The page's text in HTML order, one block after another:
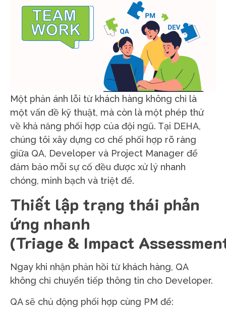
Một phản ánh lỗi từ khách hàng không chỉ là
một vấn đề kỹ thuật, mà còn là một phép thử
về khả năng phối hợp của đội ngũ. Tại DEHA,
chúng tôi xây dựng cơ chế phối hợp rõ ràng
giữa QA, Developer và Project Manager để
đảm bảo mỗi sự cố đều được xử lý nhanh
chóng, minh bạch và triệt để.
Thiết lập trạng thái phản
ứng nhanh
(Triage & Impact
Ngay khi nhận phản hồi từ khách hàng, QA
không chỉ chuyển tiếp thông tin cho Developer.
QA sẽ chủ động phối hợp cùng PM để: